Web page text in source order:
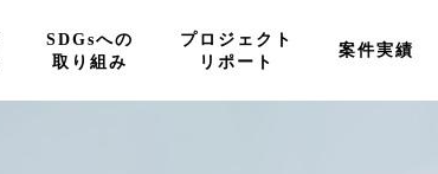
SDGsへの
取り組み
プロジェクト
リポート
案件実績